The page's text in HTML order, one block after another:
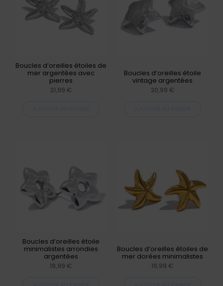
Boucles d’oreilles étoiles de
mer argentées avec
pierres
21,99 €
Boucles d’oreilles étoile
vintage argentées
20,99 €
Boucles d’oreilles étoile
minimalistes arrondies
argentées
19,99 €
Boucles d’oreilles étoiles de
mer dorées minimalistes
19,99 €